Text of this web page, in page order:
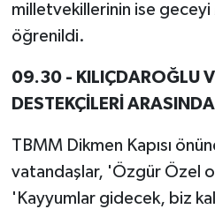
milletvekillerinin ise
öğrenildi.
09.30 - KILIÇDAROĞLU
DESTEKÇİLERİ
TBMM Dikmen Kapısı
vatandaşlar, 'Özgür Özel
'Kayyumlar gidecek, biz